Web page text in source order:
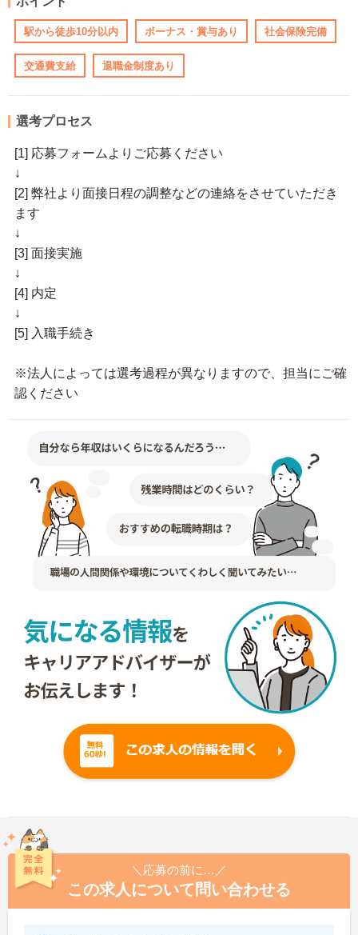
駅から徒歩10分以内 ボーナス・賞与あり 社会保険完備
交通費支給 退職金制度あり
選考プロセス
[1] 応募フォームよりご応募ください
↓
[2] 弊社より面接日程の調整などの連絡をさせていただき
ます
↓
[3] 面接実施
↓
[4] 内定
↓
[5] 入職手続き
※法人によっては選考過程が異なりますので、担当にご確
認ください
＼応募の前に…／
この求人について問い合わせる